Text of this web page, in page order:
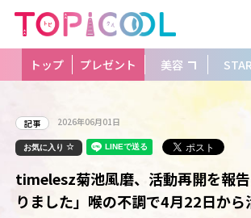
トップ プレゼント 美容
記事 2026年06月01日
お気に入り
timelesz菊池風磨、活動再開を報
りました」喉の不調で4月22日から